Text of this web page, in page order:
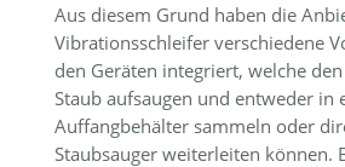
Aus diesem Grund haben die
Vibrationsschleifer verschiedene
den Geräten integriert, welche
Staub aufsaugen und entweder in
Auffangbehälter sammeln oder
Staubsauger weiterleiten können.